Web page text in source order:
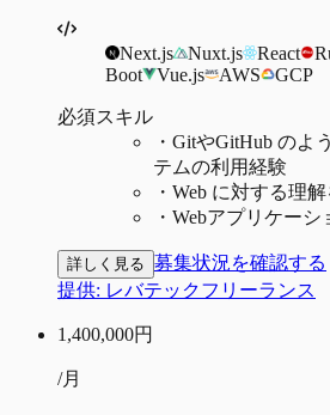
Next.js Nuxt.js React
Boot
Vue.js AWS GCP
必須スキル
・ GitやGitHub のよ
テムの利用経験
・ Web に対する理
・ Webアプリケーシ
詳しく見る 募集状況を確認する
提供: レバテックフリーランス
1,400,000円
/月